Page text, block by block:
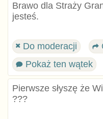
Brawo dla Straży
jesteś.
Do moderacji
Pokaż ten wątek
Pierwsze słyszę że
???